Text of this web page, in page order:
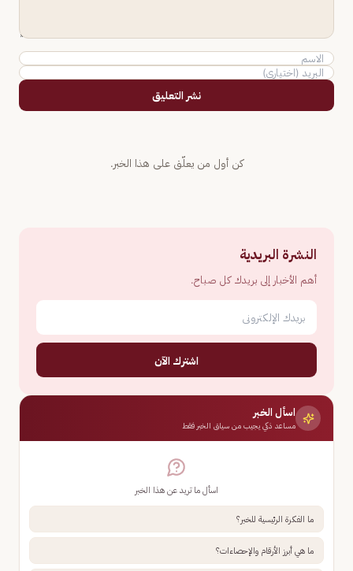
نشر التعليق
كن أول من يعلّق على هذا الخبر.
النشرة البريدية
أهم الأخبار إلى بريدك كل صباح.
اشترك الآن
اسأل الخبر
مساعد ذكي يجيب من سياق الخبر فقط
اسأل ما تريد عن هذا الخبر
ما الفكرة الرئيسية للخبر؟
ما هي أبرز الأرقام والإحصاءات؟